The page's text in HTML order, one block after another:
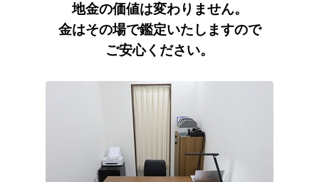
地金の価値は変わりません。
金はその場で鑑定いたしますので
ご安心ください。